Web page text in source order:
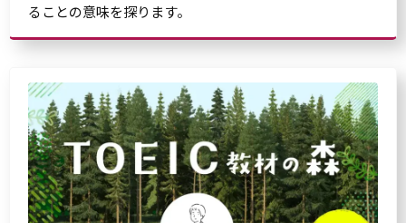
ることの意味を探ります。